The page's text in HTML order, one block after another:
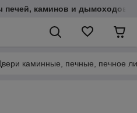
печей, каминов и дымоходов
каминные, печные, печное